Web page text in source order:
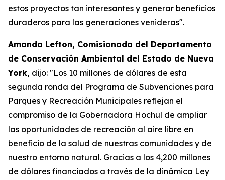
estos proyectos tan interesantes y generar beneficios
duraderos para las generaciones venideras".
Amanda Lefton, Comisionada del Departamento
de Conservación Ambiental del Estado de Nueva
York, dijo: "Los 10 millones de dólares de esta
segunda ronda del Programa de Subvenciones para
Parques y Recreación Municipales reflejan el
compromiso de la Gobernadora Hochul de ampliar
las oportunidades de recreación al aire libre en
beneficio de la salud de nuestras comunidades y de
nuestro entorno natural. Gracias a los 4,200 millones
de dólares financiados a través de la dinámica Ley